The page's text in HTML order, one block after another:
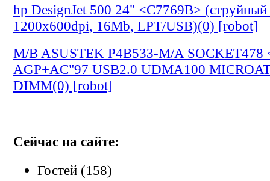
hp DesignJet 500 24" <C7769B> (струйный
1200х600dpi, 16Mb, LPT/USB)(0) [robot]
M/B ASUSTEK P4B533-M/A SOCKET478
AGP+AC"97 USB2.0 UDMA100
DIMM(0) [robot]
Сейчас на сайте:
Гостей (158)